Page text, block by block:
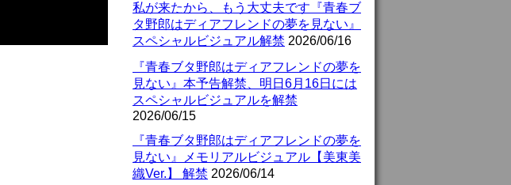
私が来たから、もう大丈夫です『青春ブ
タ野郎はディアフレンドの夢を見ない』
スペシャルビジュアル解禁 2026/06/16
『青春ブタ野郎はディアフレンドの夢を
見ない』本予告解禁、明日6月16日には
スペシャルビジュアルを解禁
2026/06/15
『青春ブタ野郎はディアフレンドの夢を
見ない』メモリアルビジュアル【美東美
織Ver.】 解禁 2026/06/14